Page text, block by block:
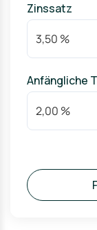
Zinssatz
Anfängliche